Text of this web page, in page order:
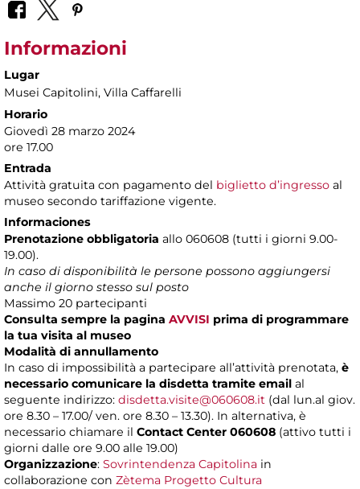
Informazioni
Lugar
Musei Capitolini, Villa Caffarelli
Horario
Giovedì 28 marzo 2024
ore 17.00
Entrada
Attività gratuita con pagamento del biglietto d’ingresso al
museo secondo tariffazione vigente.
Informaciones
Prenotazione obbligatoria allo 060608 (tutti i giorni 9.00-
19.00).
In caso di disponibilità le persone possono aggiungersi
anche il giorno stesso sul posto
Massimo 20 partecipanti
Consulta sempre la pagina AVVISI prima di programmare
la tua visita al museo
Modalità di annullamento
In caso di impossibilità a partecipare all’attività prenotata, è
necessario comunicare la disdetta tramite email al
seguente indirizzo: disdetta.visite@060608.it (dal lun.al giov.
ore 8.30 – 17.00/ ven. ore 8.30 – 13.30). In alternativa, è
necessario chiamare il Contact Center 060608 (attivo tutti i
giorni dalle ore 9.00 alle 19.00)
Organizzazione: Sovrintendenza Capitolina in
collaborazione con Zètema Progetto Cultura